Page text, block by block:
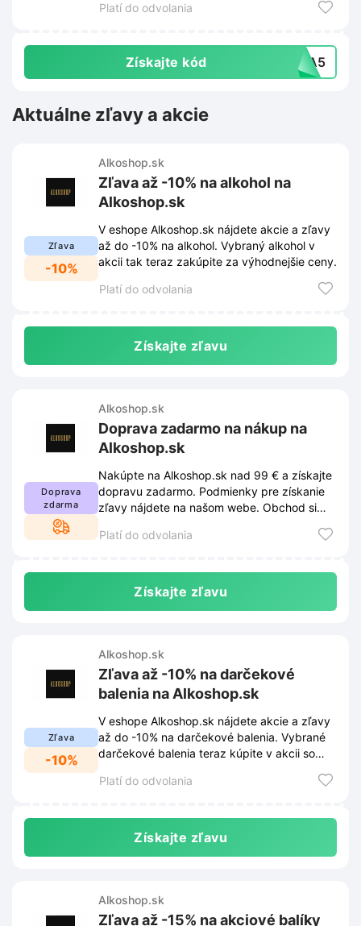
Platí do odvolania
Získajte kód RMA5
Aktuálne zľavy a akcie
Zľava
-10%
Alkoshop.sk
Zľava až -10% na alkohol na
Alkoshop.sk
V eshope Alkoshop.sk nájdete akcie a zľavy
až do -10% na alkohol. Vybraný alkohol v
akcii tak teraz zakúpite za výhodnejšie ceny.
Platí do odvolania
Získajte zľavu
Doprava
zdarma
Alkoshop.sk
Doprava zadarmo na nákup na
Alkoshop.sk
Nakúpte na Alkoshop.sk nad 99 € a získajte
dopravu zadarmo. Podmienky pre získanie
zľavy nájdete na našom webe. Obchod si
podmienok.
Platí do odvolania
Získajte zľavu
Zľava
-10%
Alkoshop.sk
Zľava až -10% na darčekové
balenia na Alkoshop.sk
V eshope Alkoshop.sk nájdete akcie a zľavy
až do -10% na darčekové balenia. Vybrané
darčekové balenia teraz kúpite v akcii so
Platí do odvolania
Získajte zľavu
Alkoshop.sk
Zľava až -15% na akciové balíky